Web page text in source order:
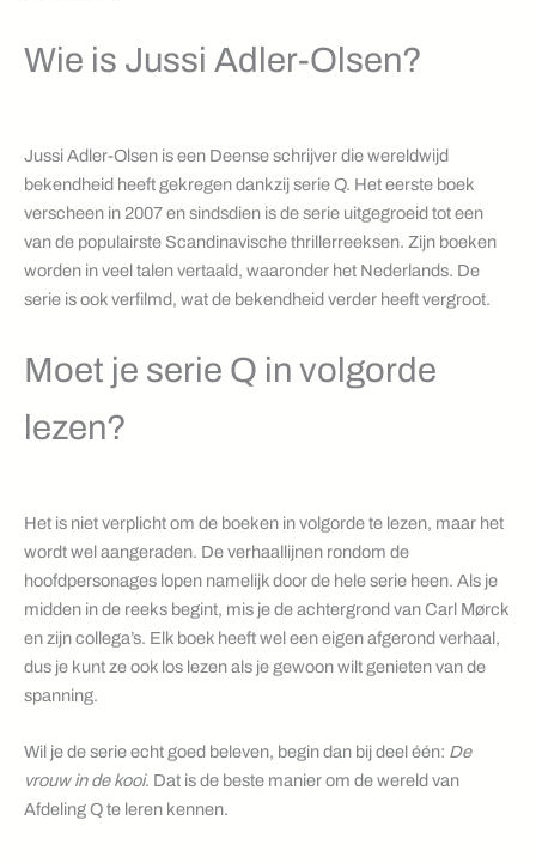
Wie is Jussi Adler-Olsen?
Jussi Adler-Olsen is een Deense schrijver die wereldwijd
bekendheid heeft gekregen dankzij serie Q. Het eerste boek
verscheen in 2007 en sindsdien is de serie uitgegroeid tot een
van de populairste Scandinavische thrillerreeksen. Zijn boeken
worden in veel talen vertaald, waaronder het Nederlands. De
serie is ook verfilmd, wat de bekendheid verder heeft vergroot.
Moet je serie Q in volgorde
lezen?
Het is niet verplicht om de boeken in volgorde te lezen, maar het
wordt wel aangeraden. De verhaallijnen rondom de
hoofdpersonages lopen namelijk door de hele serie heen. Als je
midden in de reeks begint, mis je de achtergrond van Carl Mørck
en zijn collega’s. Elk boek heeft wel een eigen afgerond verhaal,
dus je kunt ze ook los lezen als je gewoon wilt genieten van de
spanning.
Wil je de serie echt goed beleven, begin dan bij deel één: De
vrouw in de kooi. Dat is de beste manier om de wereld van
Afdeling Q te leren kennen.